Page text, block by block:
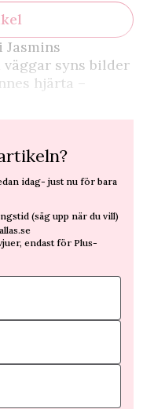
syns bilder
hjärta –
idag- just nu för bara
(säg upp när du vill)
endast för Plus-